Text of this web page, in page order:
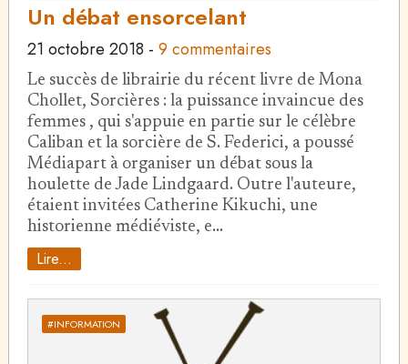
Un débat ensorcelant
21 octobre 2018 - 9 commentaires
Le succès de librairie du récent livre de Mona
Chollet, Sorcières : la puissance invaincue des
femmes , qui s'appuie en partie sur le célèbre
Caliban et la sorcière de S. Federici, a poussé
Médiapart à organiser un débat sous la
houlette de Jade Lindgaard. Outre l'auteure,
étaient invitées Catherine Kikuchi, une
historienne médiéviste, e…
Lire...
#INFORMATION